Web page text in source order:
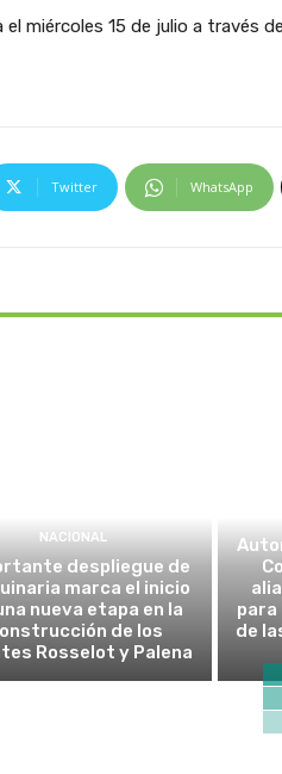
miércoles 15 de julio a través de
Twitter WhatsApp
NACIONAL
despliegue de
marca el inicio
nueva etapa en la
de los
Rosselot y Palena
para
de